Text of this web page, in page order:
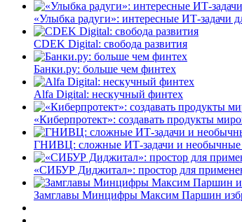
«Улыбка радуги»: интересные ИТ-задачи
CDEK Digital: свобода развития
Банки.ру: больше чем финтех
Alfa Digital: нескучный финтех
«Киберпротект»: создавать продукты
ГНИВЦ: сложные ИТ‑задачи и необычные
«СИБУР Диджитал»: простор для
Замглавы Минцифры Максим Паршин